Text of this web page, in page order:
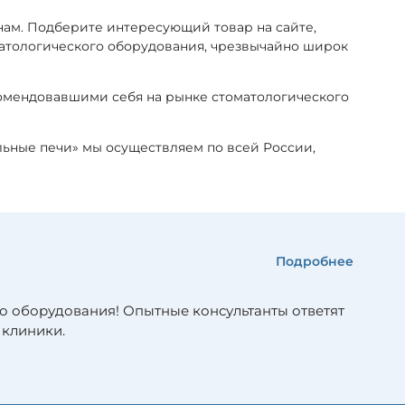
Подберите интересующий товар на сайте,
оборудования, чрезвычайно широк
себя на рынке стоматологического
печи» мы осуществляем по всей России,
Подробнее
Опытные консультанты ответят